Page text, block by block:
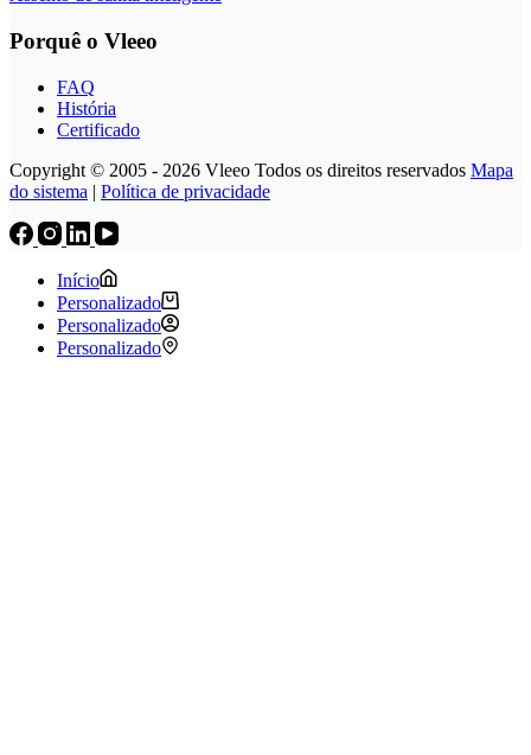
Porquê o Vleeo
FAQ
História
Certificado
Copyright © 2005 - 2026 Vleeo Todos os direitos reservados Mapa
do sistema | Política de privacidade
Início
Personalizado
Personalizado
Personalizado